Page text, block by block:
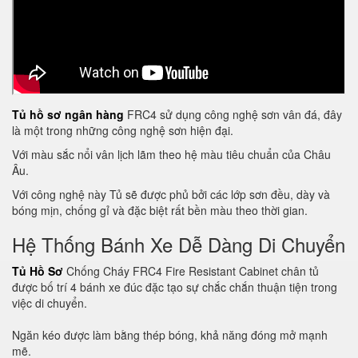
Tủ hồ sơ ngân hàng FRC4 sử dụng công nghệ sơn vân đá, đây
là một trong những công nghệ sơn hiện đại.
Với màu sắc nổi vân lịch lãm theo hệ màu tiêu chuẩn của Châu
Âu.
Với công nghệ này Tủ sẽ được phủ bởi các lớp sơn đều, dày và
bóng mịn, chống gỉ và đặc biệt rất bền màu theo thời gian.
Hệ Thống Bánh Xe Dễ Dàng Di Chuyển
Tủ Hồ Sơ Chống Cháy FRC4 Fire Resistant Cabinet chân tủ
được bố trí 4 bánh xe đúc đặc tạo sự chắc chắn thuận tiện trong
việc di chuyển.
Ngăn kéo được làm bằng thép bóng, khả năng đóng mở mạnh
mẽ.